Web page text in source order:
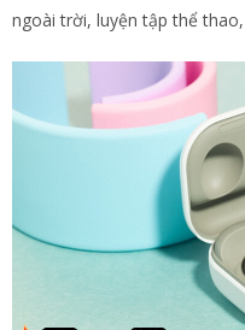
ngoài trời, luyện tập thể